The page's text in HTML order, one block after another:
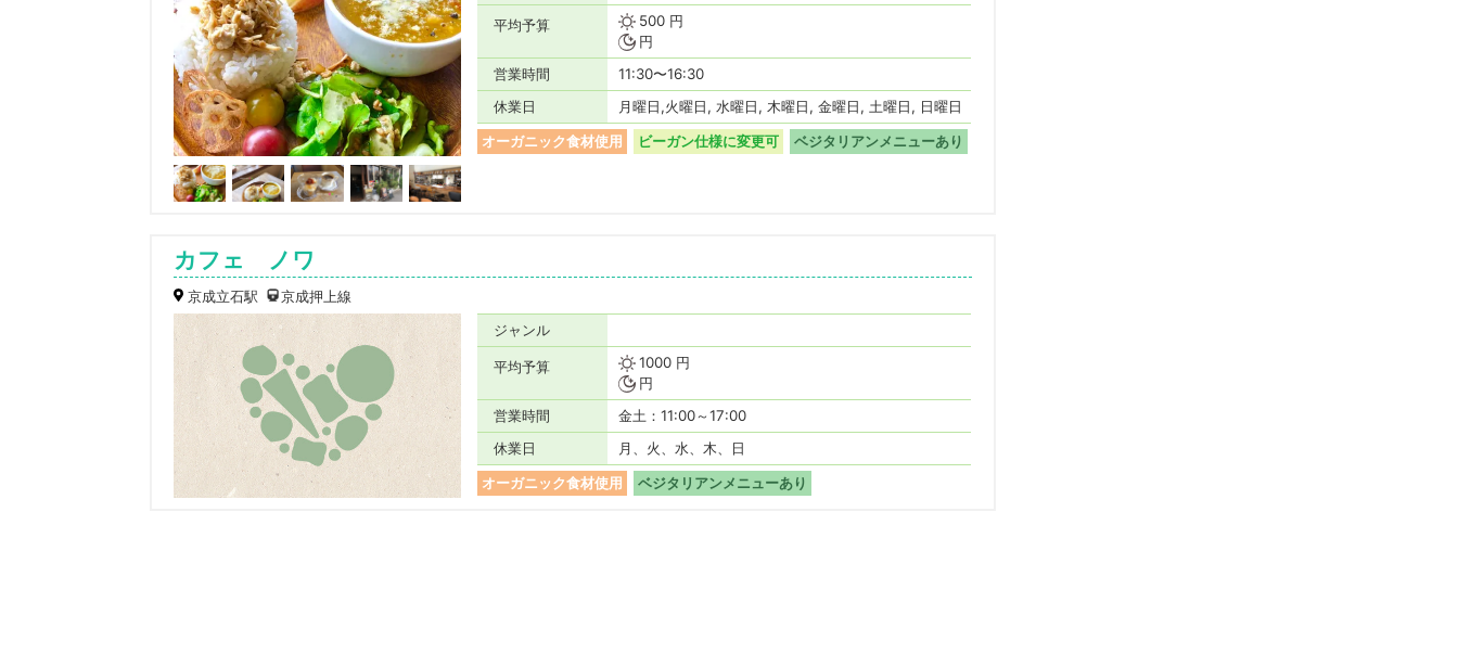
平均予算
500 円
円
営業時間
11:30〜16:30
休業日
月曜日,火曜日, 水曜日, 木曜日, 金曜日, 土曜日, 日曜日
オーガニック食材使用
ビーガン仕様に変更可 ベジタリアンメニューあり
カフェ ノワ
京成立石駅
京成押上線
ジャンル
平均予算
1000 円
円
営業時間
金土：11:00～17:00
休業日
月、火、水、木、日
オーガニック食材使用
ベジタリアンメニューあり